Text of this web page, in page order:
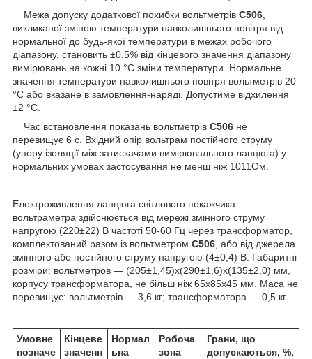
Межа допуску додаткової похибки вольтметрів С506,
викликаної зміною температури навколишнього повітря від
нормальної до будь-якої температури в межах робочого
діапазону, становить ±0,5% від кінцевого значення діапазону
вимірювань на кожні 10 °C зміни температури. Нормальне
значення температури навколишнього повітря вольтметрів 20
°C або вказане в замовлення-наряді. Допустиме відхилення
±2 °C.
Час встановлення показань вольтметрів С506 не
перевищує 6 с. Вхідний опір вольтрам постійного струму
(упору ізоляції між затискачами вимірювального ланцюга) у
нормальних умовах застосування не менш ніж 1011Ом.
Електроживлення ланцюга світлового покажчика
вольтраметра здійснюється від мережі змінного струму
напругою (220±22) В частоті 50-60 Гц через трансформатор,
комплектований разом із вольтметром С506, або від джерела
змінного або постійного струму напругою (4±0,4) В. Габаритні
розміри: вольтметров — (205±1,45)х(290±1,6)х(135±2,0) мм,
корпусу трансформатора, не більш ніж 65x85x45 мм. Маса не
перевищує: вольтметрів — 3,6 кг; трансформатора — 0,5 кг.
Умовне
позначе
Кінцеве
значенн
Нормал
ьна
Робоча
зона
Грани, що
допускаються, %,